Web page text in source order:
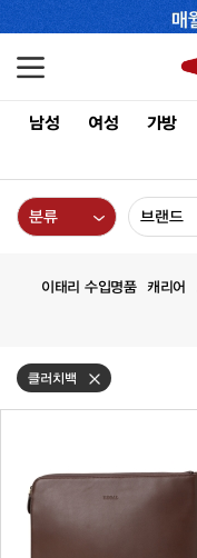
남성 여성 가방
분류 브랜드
이태리 수입명품 캐리어
클러치백